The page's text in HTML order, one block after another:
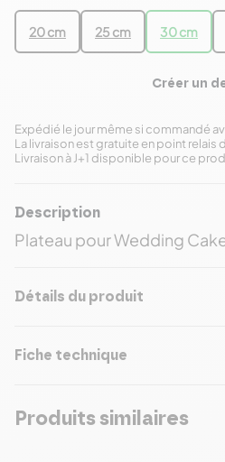
20 cm 25 cm 30 cm
Créer un
Expédié le jour même si commandé
Livraison à J+1 disponible pour ce
La livraison est gratuite en point relais
Description
Plateau pour Wedding
Détails du produit
Fiche technique
Produits similaires